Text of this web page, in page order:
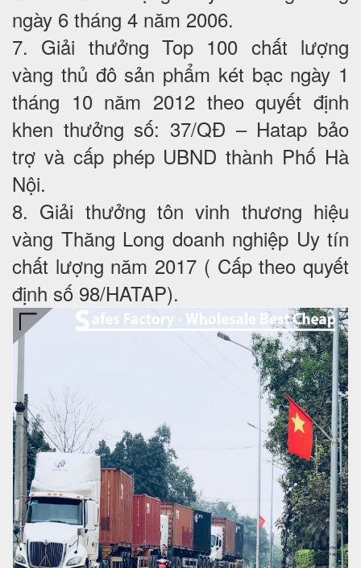
ngày 6 tháng 4 năm 2006.
7. Giải thưởng Top 100 chất lượng
vàng thủ đô sản phẩm két bạc ngày 1
tháng 10 năm 2012 theo quyết định
khen thưởng số: 37/QĐ – Hatap bảo
trợ và cấp phép UBND thành Phố Hà
Nội.
8. Giải thưởng tôn vinh thương hiệu
vàng Thăng Long doanh nghiệp Uy tín
chất lượng năm 2017 ( Cấp theo quyết
định số 98/HATAP).